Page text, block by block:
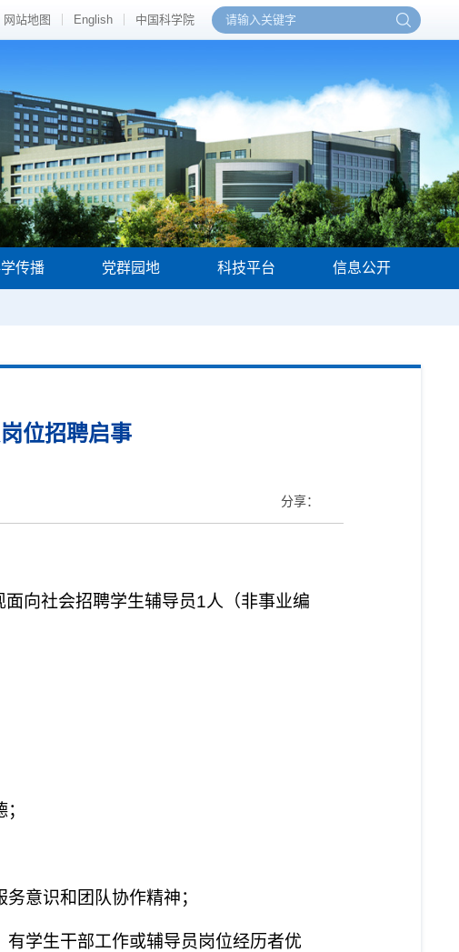
网站地图 English 中国科学院
传播 党群园地 科技平台 信息公开
位招聘启事
分享：
向社会招聘学生辅导员1人（非事业编
意识和团队协作精神；
学生干部工作或辅导员岗位经历者优